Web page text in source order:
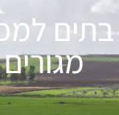
בתים